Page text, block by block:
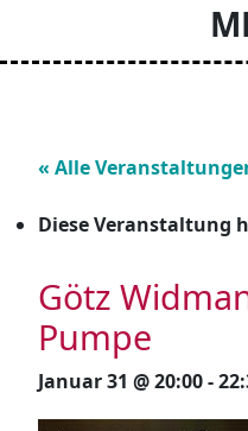
« Alle
Diese Veranstaltung
Götz
Pumpe
Januar 31 @ 20:00-